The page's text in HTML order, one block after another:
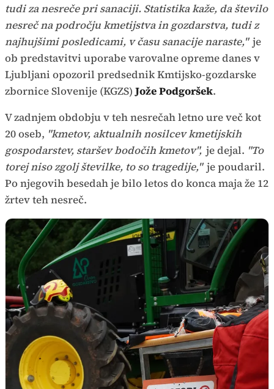
tudi za nesreče pri sanaciji. Statistika kaže, da število
nesreč na področju kmetijstva in gozdarstva, tudi z
najhujšimi posledicami, v času sanacije naraste," je
ob predstavitvi uporabe varovalne opreme danes v
Ljubljani opozoril predsednik Kmtijsko-gozdarske
zbornice Slovenije (KGZS)Jože Podgoršek.
V zadnjem obdobju v teh nesrečah letno ure več kot
20 oseb, "kmetov, aktualnih nosilcev kmetijskih
gospodarstev, staršev bodočih kmetov", je dejal. "To
torej niso zgolj številke, to so tragedije," je poudaril.
Po njegovih besedah je bilo letos do konca maja že 12
žrtev teh nesreč.